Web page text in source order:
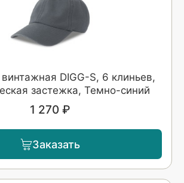
DIGG-S, 6 клиньев,
застежка, Темно-синий
1 270 ₽
Заказать